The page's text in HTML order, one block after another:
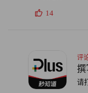
14
评
撰
请